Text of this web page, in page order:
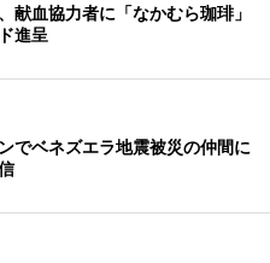
献血協力者に「なかむら珈琲」
進呈
でベネズエラ地震被災の仲間に